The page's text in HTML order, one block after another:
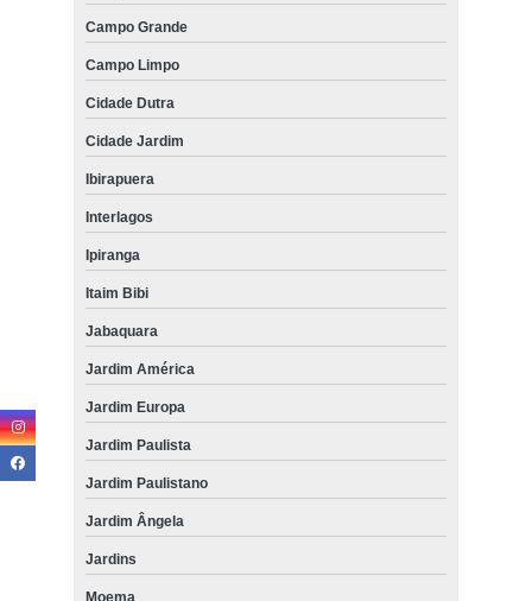
Campo Grande
Campo Limpo
Cidade Dutra
Cidade Jardim
Ibirapuera
Interlagos
Ipiranga
Itaim Bibi
Jabaquara
Jardim América
Jardim Europa
Jardim Paulista
Jardim Paulistano
Jardim Ângela
Jardins
Moema